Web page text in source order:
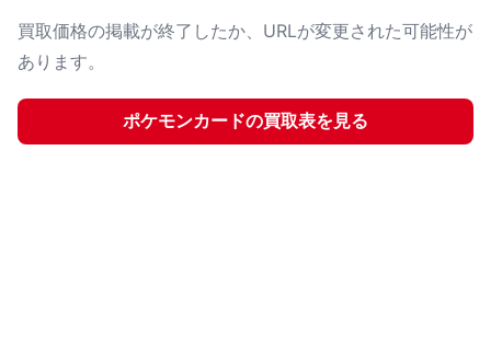
買取価格の掲載が終了したか、URLが変更された可能性が
あります。
ポケモンカードの買取表を見る